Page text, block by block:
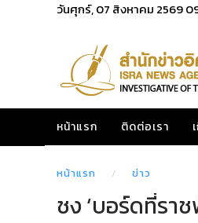
วันศุกร์, 07 สิงหาคม 2569
หน้าแรก ติดต่อเรา
หน้าแรก ข่าว
ชง ‘บอร์ดที่รา